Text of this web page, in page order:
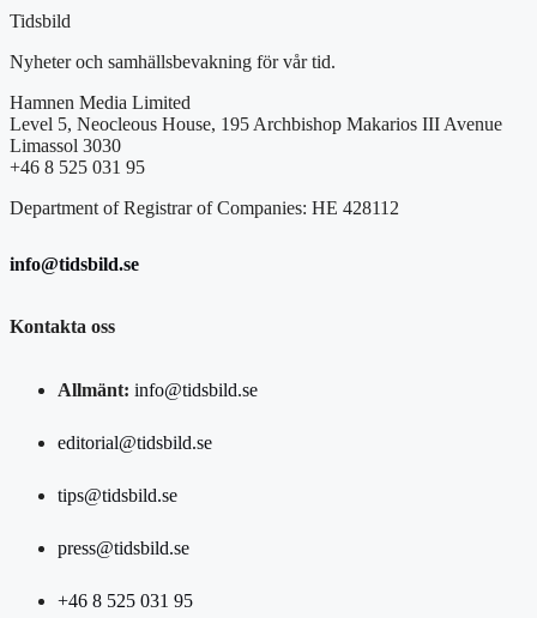
Tidsbild
Nyheter och samhällsbevakning för vår tid.
Hamnen Media Limited
Level 5, Neocleous House, 195 Archbishop Makarios III Avenue
Limassol 3030
+46 8 525 031 95
Department of Registrar of Companies: HE 428112
info@tidsbild.se
Kontakta oss
Allmänt: info@tidsbild.se
editorial@tidsbild.se
tips@tidsbild.se
press@tidsbild.se
+46 8 525 031 95